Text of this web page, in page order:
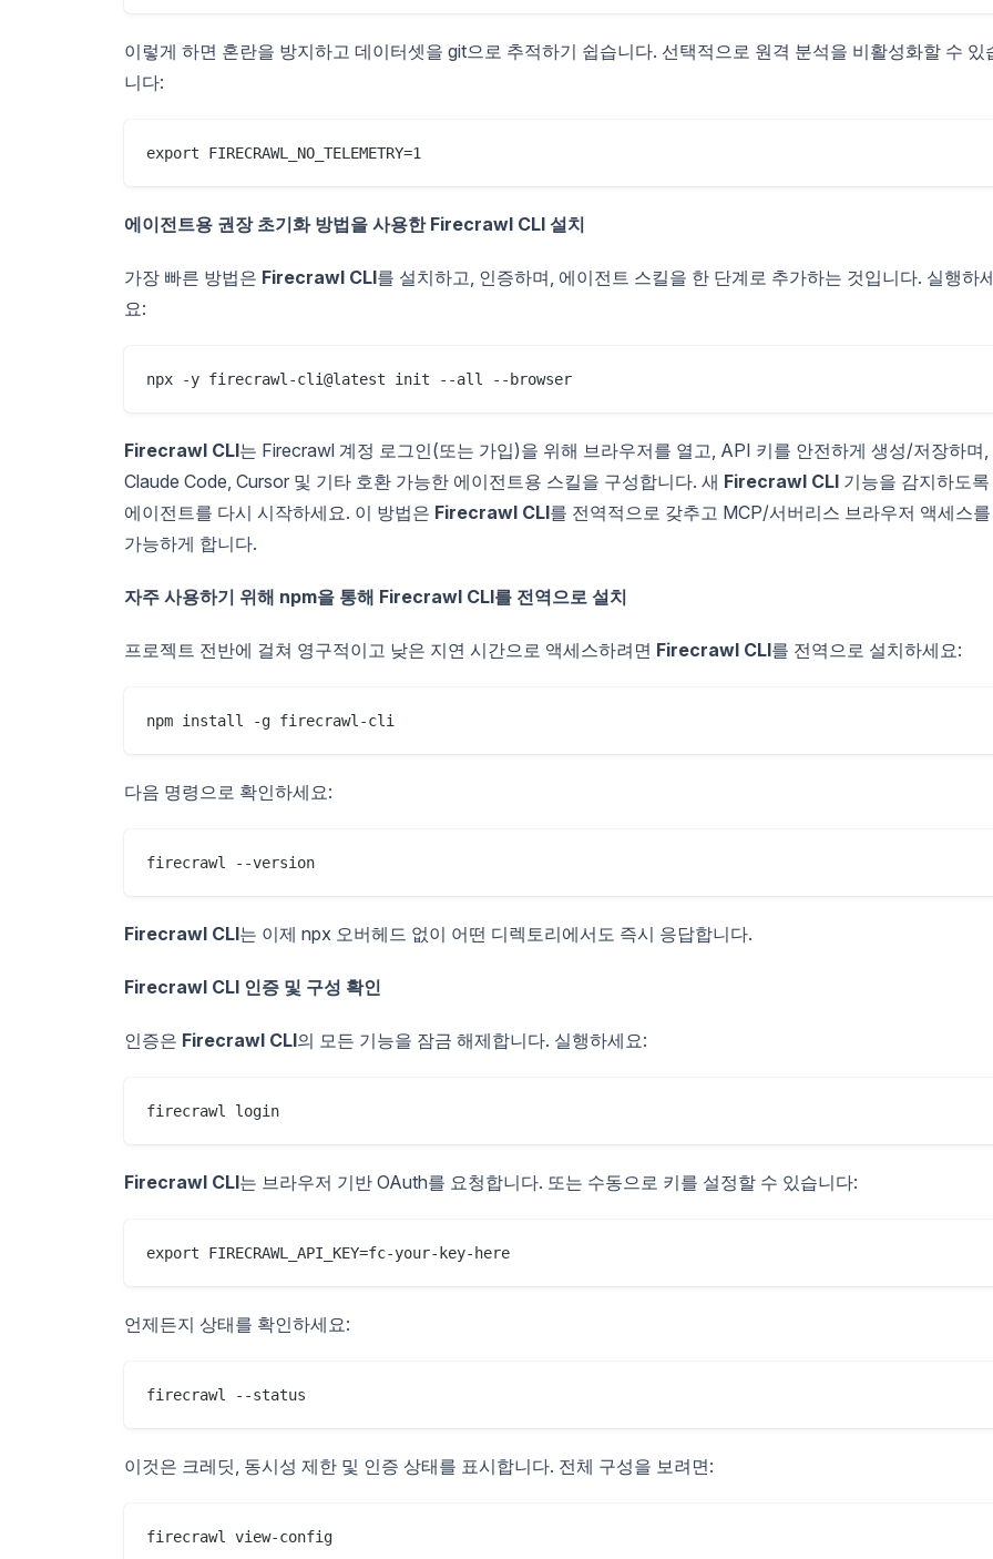
이렇게 하면 혼란을 방지하고 데이터셋을 git으로 추적하기 쉽습니다. 선택적으로 원격 분석을 비활성화할 수 있
니다:
export FIRECRAWL_NO_TELEMETRY=1
에이전트용 권장 초기화 방법을 사용한 Firecrawl CLI 설치
가장 빠른 방법은 Firecrawl CLI를 설치하고, 인증하며, 에이전트 스킬을 한 단계로 추가하는 것입니다. 실행하
요:
npx -y firecrawl-cli@latest init --all --browser
Firecrawl CLI는 Firecrawl 계정 로그인(또는 가입)을 위해 브라우저를 열고, API 키를 안전하게 생성/저장하며,
Claude Code, Cursor 및 기타 호환 가능한 에이전트용 스킬을 구성합니다. 새 Firecrawl CLI 기능을 감지하도록
에이전트를 다시 시작하세요. 이 방법은 Firecrawl CLI를 전역적으로 갖추고 MCP/서버리스 브라우저 액세스를
가능하게 합니다.
자주 사용하기 위해 npm을 통해 Firecrawl CLI를 전역으로 설치
프로젝트 전반에 걸쳐 영구적이고 낮은 지연 시간으로 액세스하려면 Firecrawl CLI를 전역으로 설치하세요:
npm install -g firecrawl-cli
다음 명령으로 확인하세요:
firecrawl --version
Firecrawl CLI는 이제 npx 오버헤드 없이 어떤 디렉토리에서도 즉시 응답합니다.
Firecrawl CLI 인증 및 구성 확인
인증은 Firecrawl CLI의 모든 기능을 잠금 해제합니다. 실행하세요:
firecrawl login
Firecrawl CLI는 브라우저 기반 OAuth를 요청합니다. 또는 수동으로 키를 설정할 수 있습니다:
export FIRECRAWL_API_KEY=fc-your-key-here
언제든지 상태를 확인하세요:
firecrawl --status
이것은 크레딧, 동시성 제한 및 인증 상태를 표시합니다. 전체 구성을 보려면:
firecrawl view-config